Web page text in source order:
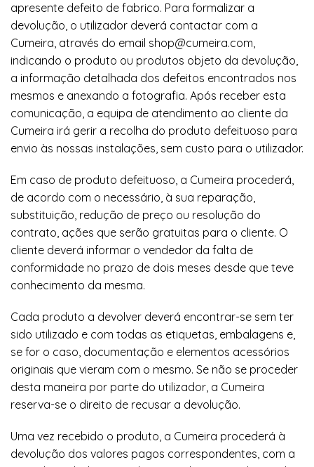
apresente defeito de fabrico. Para formalizar a
devolução, o utilizador deverá contactar com a
Cumeira, através do email shop@cumeira.com,
indicando o produto ou produtos objeto da devolução,
a informação detalhada dos defeitos encontrados nos
mesmos e anexando a fotografia. Após receber esta
comunicação, a equipa de atendimento ao cliente da
Cumeira irá gerir a recolha do produto defeituoso para
envio às nossas instalações, sem custo para o utilizador.
Em caso de produto defeituoso, a Cumeira procederá,
de acordo com o necessário, à sua reparação,
substituição, redução de preço ou resolução do
contrato, ações que serão gratuitas para o cliente. O
cliente deverá informar o vendedor da falta de
conformidade no prazo de dois meses desde que teve
conhecimento da mesma.
Cada produto a devolver deverá encontrar-se sem ter
sido utilizado e com todas as etiquetas, embalagens e,
se for o caso, documentação e elementos acessórios
originais que vieram com o mesmo. Se não se proceder
desta maneira por parte do utilizador, a Cumeira
reserva-se o direito de recusar a devolução.
Uma vez recebido o produto, a Cumeira procederá à
devolução dos valores pagos correspondentes, com a